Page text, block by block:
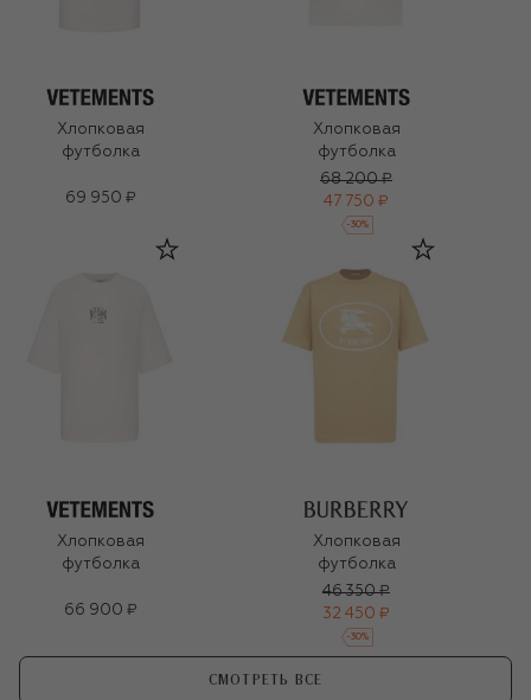
Хлопковая
футболка
69 950 ₽
Хлопковая
футболка
68 200 ₽
47 750 ₽
-30%
Хлопковая
футболка
66 900 ₽
Хлопковая
футболка
46 350 ₽
32 450 ₽
-30%
СМОТРЕТЬ ВСЕ